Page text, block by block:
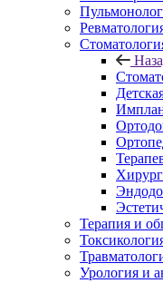
Терапия и
Урология и